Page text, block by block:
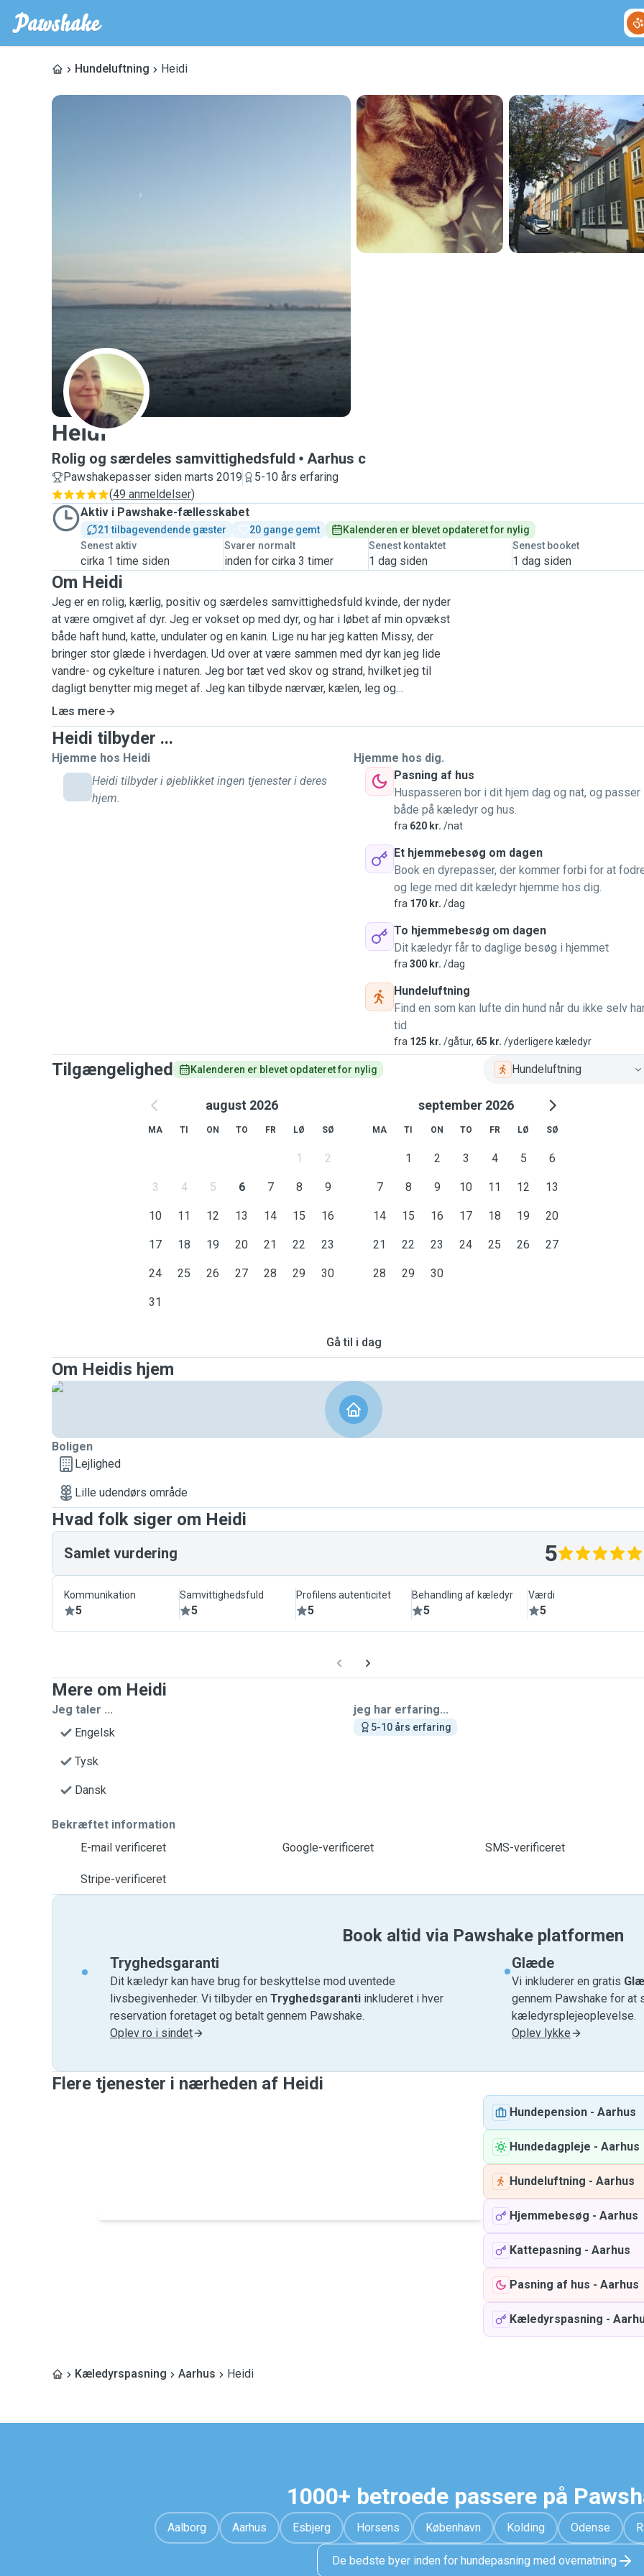
Hundeluftning Heidi
H
Heidi
Rolig og særdeles samvittighedsfuld Aarhus c
Pawshakepasser siden marts 2019
5-10 års erfaring
(49 anmeldelser)
Aktiv i Pawshake-fællesskabet
21 tilbagevendende gæster 20 gange gemt
Kalenderen er blevet opdateret for nylig
Senest aktiv
cirka 1 time siden
Svarer normalt
inden for cirka 3 timer
Senest kontaktet
1 dag siden
Senest booket
1 dag siden
Om Heidi
Jeg er en rolig, kærlig, positiv og særdeles samvittighedsfuld kvinde, der nyder
at være omgivet af dyr. Jeg er vokset op med dyr, og har i løbet af min opvækst
både haft hund, katte, undulater og en kanin. Lige nu har jeg katten Missy, der
bringer stor glæde i hverdagen. Ud over at være sammen med dyr kan jeg lide
vandre- og cykelture i naturen. Jeg bor tæt ved skov og strand, hvilket jeg til
dagligt benytter mig meget af. Jeg kan tilbyde nærvær, kælen, leg og
opmærksomhed til dit kæledyr. Har du hund kan jeg også tilbyde lange gåture.
Når dit kæledyr bliver passet af mig, vil det blivet passet godt på, snakket og
kælet meget med. Det vil selvfølgelig også blive passet godt på i forhold til
mad, drikke og evt. blive børstet og plejet og daglig motion. Der vil være en fin
balance mellem at skabe ro og tryghed samt aktivitet og leg med dit kæledyr.
Jeg kender vigtigheden af at have et kæledyr der trives, så jeg vil gøre mit for at
dit kæledyr får den bedste oplevelse. Du vil derfor trygt kunne overlade dit
kæledyr til mig. Jeg elsker dyr, store som små. Jeg er fleksibel ift booking. Jeg
forstår og taler dansk, engelsk og tysk. Jeg ser frem til at høre fra dig! De
Læs mere
Heidi tilbyder ...
Hjemme hos Heidi
Heidi tilbyder i øjeblikket ingen tjenester i deres
hjem.
Hjemme hos dig.
Pasning af hus
Huspasseren bor i dit hjem dag og nat, og passer
både på kæledyr og hus.
fra 620 kr. /nat
Et hjemmebesøg om dagen
Book en dyrepasser, der kommer forbi for at
og lege med dit kæledyr hjemme hos dig.
fra 170 kr. /dag
To hjemmebesøg om dagen
Dit kæledyr får to daglige besøg i hjemmet
fra 300 kr. /dag
Hundeluftning
Find en som kan lufte din hund når du ikke selv
tid
fra 125 kr. /gåtur, 65 kr. /yderligere kæledyr
Tilgængelighed Kalenderen er blevet opdateret for nylig Hundeluftning
august 2026
MA TI ON TO FR LØ SØ
1 2
3 4 5 6 7 8 9
10 11 12 13 14 15 16
17 18 19 20 21 22 23
24 25 26 27 28 29 30
31
september 2026
MA TI ON TO FR LØ SØ
1 2 3 4 5 6
7 8 9 10 11 12 13
14 15 16 17 18 19 20
21 22 23 24 25 26 27
28 29 30
Gå til i dag
Om Heidis hjem
Boligen
Lejlighed
Lille udendørs område
Hvad folk siger om Heidi
Samlet vurdering 5
Kommunikation
5
Samvittighedsfuld
5
Profilens autenticitet
5
Behandling af kæledyr
5
Værdi
5
Mere om Heidi
Jeg taler ...
Engelsk
Tysk
Dansk
jeg har erfaring...
5-10 års erfaring
Bekræftet information
E-mail verificeret
Google-verificeret SMS-verificeret
Stripe-verificeret
Book altid via Pawshake platformen
Tryghedsgaranti
Dit kæledyr kan have brug for beskyttelse mod uventede
livsbegivenheder. Vi tilbyder en Tryghedsgaranti inkluderet i hver
reservation foretaget og betalt gennem Pawshake.
Oplev ro i sindet
Glæde
Vi inkluderer en gratis
gennem Pawshake for at
kæledyrsplejeoplevelse.
Oplev lykke
Flere tjenester i nærheden af ​​Heidi
Hundepension - Aarhus
Hundedagpleje - Aarhus
Hundeluftning - Aarhus
Hjemmebesøg - Aarhus
Kattepasning - Aarhus
Pasning af hus - Aarhus
Kæledyrspasning -
Kæledyrspasning Aarhus Heidi
1000+ betroede passere på
Aalborg Aarhus Esbjerg Horsens København Kolding Odense
De bedste byer inden for hundepasning med overnatning